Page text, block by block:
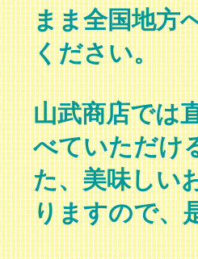
まま全国地方
ください。
山武商店では
べていただけ
た、美味しい
りますので、